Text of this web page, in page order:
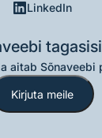
LinkedIn
aitab Sõnaveebi
Kirjuta meile